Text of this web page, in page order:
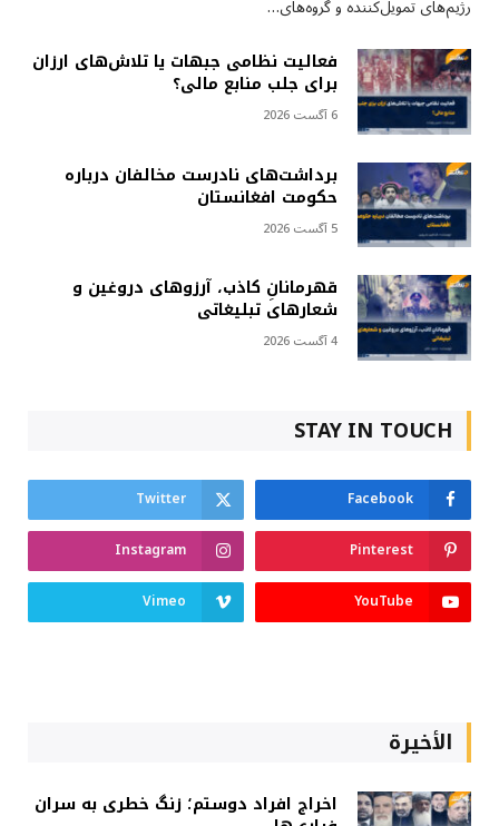
رژیم‌های تمویل‌کننده و گروه‌های…
فعالیت نظامی جبهات یا تلاش‌های ارزان
برای جلب منابع مالی؟
6 آگست 2026
برداشت‌های نادرست مخالفان درباره
حکومت افغانستان
5 آگست 2026
قهرمانانِ کاذب، آرزوهای دروغین و
شعارهای تبلیغاتی
4 آگست 2026
STAY IN TOUCH
Facebook
Twitter
Pinterest
Instagram
YouTube
Vimeo
الأخيرة
اخراج افراد دوستم؛ زنگ خطری به سران